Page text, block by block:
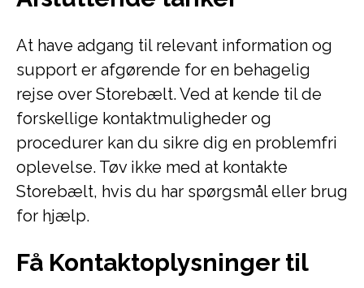
At have adgang til relevant information og
support er afgørende for en behagelig
rejse over Storebælt. Ved at kende til de
forskellige kontaktmuligheder og
procedurer kan du sikre dig en problemfri
oplevelse. Tøv ikke med at kontakte
Storebælt, hvis du har spørgsmål eller brug
for hjælp.
Få Kontaktoplysninger til